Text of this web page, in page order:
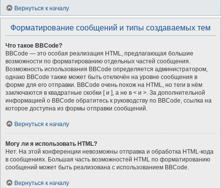
Вернуться к началу
Форматирование сообщений и типы создаваемых тем
Что такое BBCode?
BBCode — это особая реализация HTML, предлагающая большие
возможности по форматированию отдельных частей сообщения.
Возможность использования BBCode определяется администратором,
однако BBCode также может быть отключён на уровне сообщения в
форме для его отправки. BBCode очень похож на HTML, но теги в нём
заключаются в квадратные скобки [ и ], а не в < и >. За дополнительной
информацией о BBCode обратитесь к руководству по BBCode, ссылка на
которое доступна из формы отправки сообщений.
Вернуться к началу
Могу ли я использовать HTML?
Нет. На этой конференции невозможны отправка и обработка HTML-кода
в сообщениях. Большая часть возможностей HTML по форматированию
сообщений может быть реализована с использованием BBCode.
Вернуться к началу